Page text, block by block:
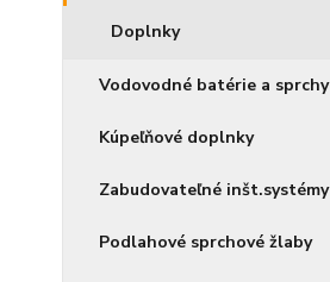
Doplnky
Vodovodné batérie a sprchy
Kúpeľňové doplnky
Zabudovateľné inšt.systémy
Podlahové sprchové žlaby